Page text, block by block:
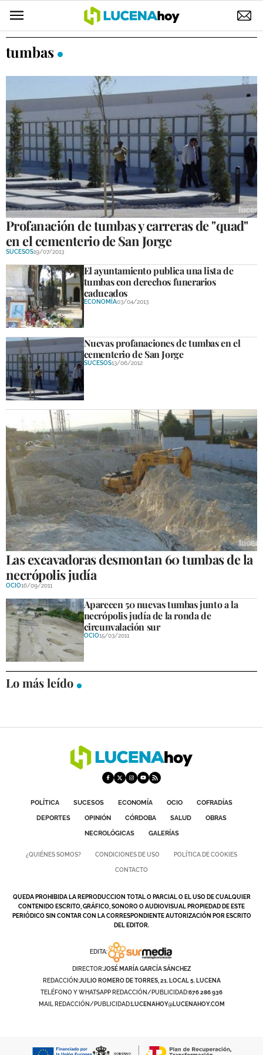
POLÍTICA
SUCESOS
ECONOMÍA
DESARROLLO LOCAL
LUCENA EMPRESAS
OCIO
COFRADÍAS
DEPORTES
COMPETICIONES
DEPORTE BASE
OPINIÓN
VENTANA CIUDADANA
CÓRDOBA
PROVINCIA
SUBBÉTICA HOY
SALUD
OBRAS
NECROLÓGICAS
GALERÍAS
tumbas
Profanación de tumbas y carreras de "quad"
en el cementerio de San Jorge
SUCESOS19/07/2013
El ayuntamiento publica una lista de
tumbas con derechos funerarios
caducados
ECONOMÍA03/04/2013
Nuevas profanaciones de tumbas en el
cementerio de San Jorge
SUCESOS13/06/2012
Las excavadoras desmontan 60 tumbas de la
necrópolis judía
OCIO16/09/2011
Aparecen 50 nuevas tumbas junto a la
necrópolis judía de la ronda de
circunvalación sur
OCIO15/03/2011
Lo más leído
POLÍTICA SUCESOS ECONOMÍA OCIO
COFRADÍAS
DEPORTES
OPINIÓN CÓRDOBA SALUD
OBRAS
NECROLÓGICAS
GALERÍAS
¿QUIÉNES SOMOS? CONDICIONES DE USO POLÍTICA DE COOKIES
CONTACTO
QUEDA PROHIBIDA LA REPRODUCCION TOTAL O PARCIAL O EL USO DE CUALQUIER
CONTENIDO ESCRITO, GRÁFICO, SONORO O AUDIOVISUAL PROPIEDAD DE ESTE
PERIÓDICO SIN CONTAR CON LA CORRESPONDIENTE AUTORIZACIÓN POR ESCRITO
DEL EDITOR.
EDITA:
DIRECTOR:JOSÉ MARÍA GARCÍA SÁNCHEZ
REDACCIÓN:JULIO ROMERO DE TORRES, 21. LOCAL 5. LUCENA
TELÉFONO Y WHATSAPP REDACCIÓN/PUBLICIDAD:676 286 936
MAIL REDACCIÓN/PUBLICIDAD:LUCENAHOY@LUCENAHOY.COM